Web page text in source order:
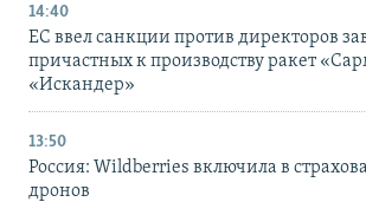
14:40
ЕС ввел санкции против директоров
причастных к производству ракет
«Искандер»
13:50
Россия: Wildberries включила в
дронов